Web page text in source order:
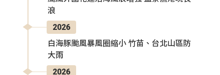
浪
2026
白海豚颱風暴風圈縮小 竹苗、台北山區防
大雨
2026